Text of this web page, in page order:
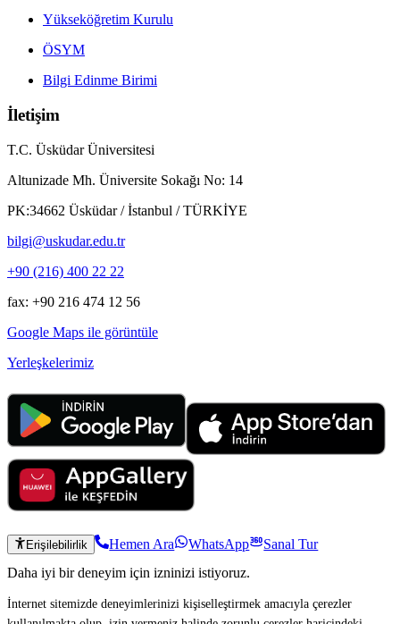
Yükseköğretim Kurulu
ÖSYM
Bilgi Edinme Birimi
İletişim
T.C. Üsküdar Üniversitesi
Altunizade Mh. Üniversite Sokağı No: 14
PK:34662 Üsküdar / İstanbul / TÜRKİYE
bilgi@uskudar.edu.tr
+90 (216) 400 22 22
fax: +90 216 474 12 56
Google Maps ile görüntüle
Yerleşkelerimiz
Erişilebilirlik Hemen Ara WhatsApp
Sanal Tur
Daha iyi bir deneyim için izninizi istiyoruz.
İnternet sitemizde deneyimlerinizi kişiselleştirmek amacıyla çerezler